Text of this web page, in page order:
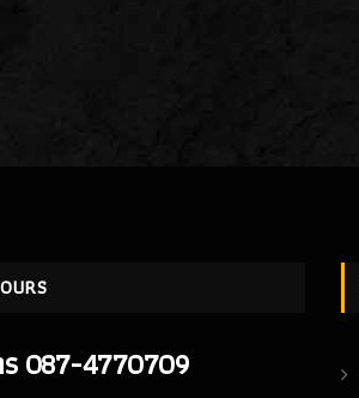
ร 087-4770709